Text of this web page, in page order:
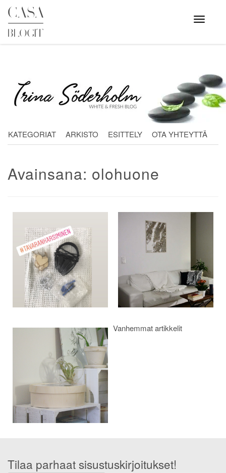
Skip
content
Avaa
valikko
KATEGORIAT ARKISTO ESITTELY OTA YHTEYTTÄ
Avainsana: olohuone
Artikkelien
selaus
Vanhemmat artikkelit
Tilaa parhaat sisustuskirjoitukset!